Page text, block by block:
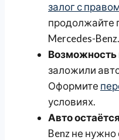
залог с
продолжайте
Mercedes-Benz.
Возможность
заложили
Оформите
условиях.
Авто
Benz не нужно